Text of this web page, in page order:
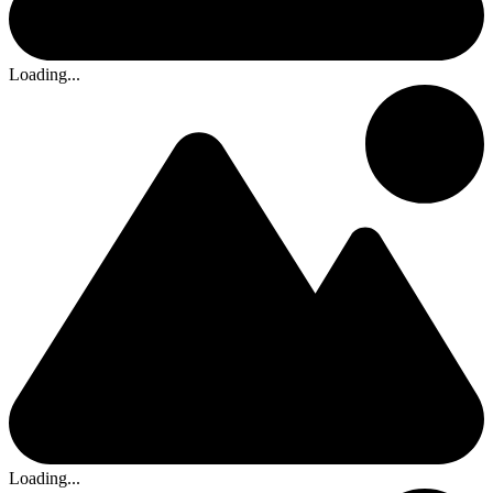
Loading...
Loading...